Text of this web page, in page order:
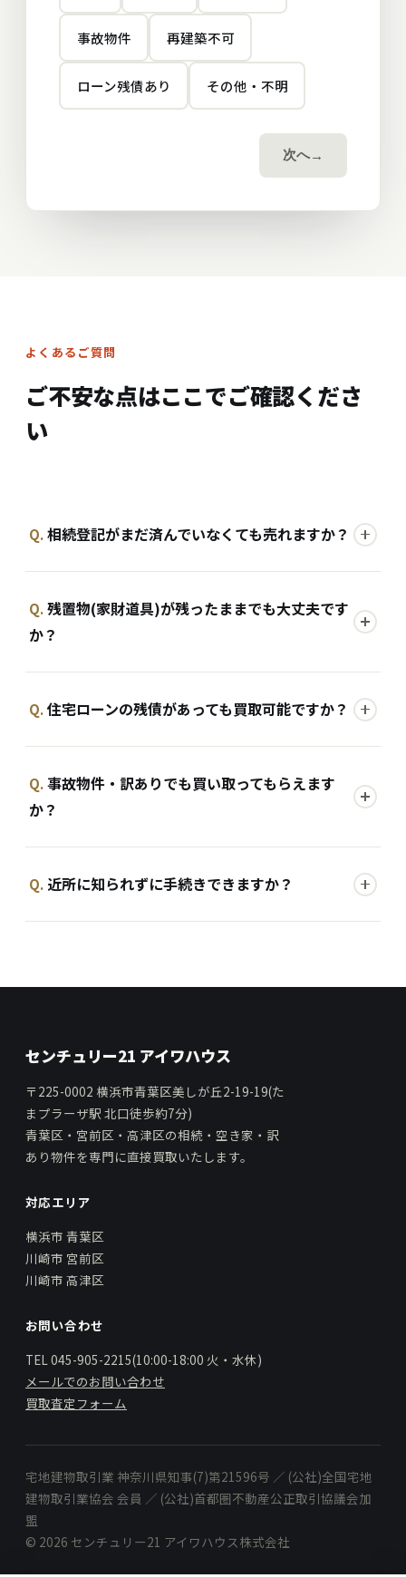
事故物件 再建築不可
ローン残債あり その他・不明
次へ→
よくあるご質問
ご不安な点はここでご確認くださ
い
Q.相続登記がまだ済んでいなくても売れますか？
Q.残置物(家財道具)が残ったままでも大丈夫です
か？
Q.住宅ローンの残債があっても買取可能ですか？
Q.事故物件・訳ありでも買い取ってもらえます
か？
Q. 近所に知られずに手続きできますか？
センチュリー21 アイワハウス
〒225-0002 横浜市青葉区美しが丘2-19-19(た
まプラーザ駅 北口徒歩約7分)
青葉区・宮前区・高津区の相続・空き家・訳
あり物件を専門に直接買取いたします。
対応エリア
横浜市 青葉区
川崎市 宮前区
川崎市 高津区
お問い合わせ
TEL 045-905-2215(10:00-18:00 火・水休)
メールでのお問い合わせ
買取査定フォーム
宅地建物取引業 神奈川県知事(7)第21596号 ／ (公社)全国宅地
建物取引業協会 会員 ／ (公社)首都圏不動産公正取引協議会加
盟
© 2026 センチュリー21 アイワハウス株式会社